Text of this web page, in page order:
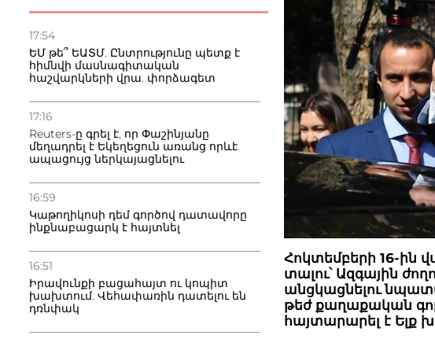
17:54
ԵՄ թե՞ ԵԱՏՄ. Ընտրությունը պետք է
հիմնվի մասնագիտական
հաշվարկների վրա. փորձագետ
17:16
Reuters-ը գրել է, որ Փաշինյանը
մեղադրել է Եկեղեցուն առանց որևէ
ապացույց ներկայացնելու
16:59
Կաթողիկոսի դեմ գործով դատավորը
ինքնաբացարկ է հայտնել
16:51
Իրավունքի բացահայտ ու կոպիտ
խախտում. Վեհափառին դատելու են
դռնփակ
Հոկտեմբերի 16-ին
տալու՝ Ազգային
անցկացնելու
թեժ քաղաքական
հայտարարել է Ելք